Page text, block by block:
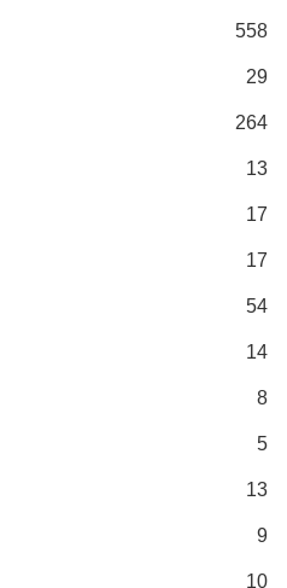
558
29
264
13
17
17
54
14
8
5
13
9
10